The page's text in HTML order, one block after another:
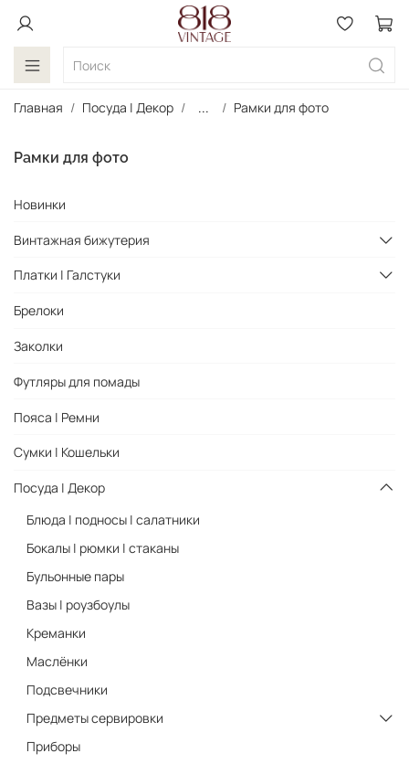
Главная Посуда | Декор ... Рамки для фото
Рамки для фото
Новинки
Винтажная бижутерия
Платки | Галстуки
Брелоки
Заколки
Футляры для помады
Пояса | Ремни
Сумки | Кошельки
Посуда | Декор
Блюда | подносы | салатники
Бокалы | рюмки | стаканы
Бульонные пары
Вазы | роузбоулы
Креманки
Маслёнки
Подсвечники
Предметы сервировки
Приборы